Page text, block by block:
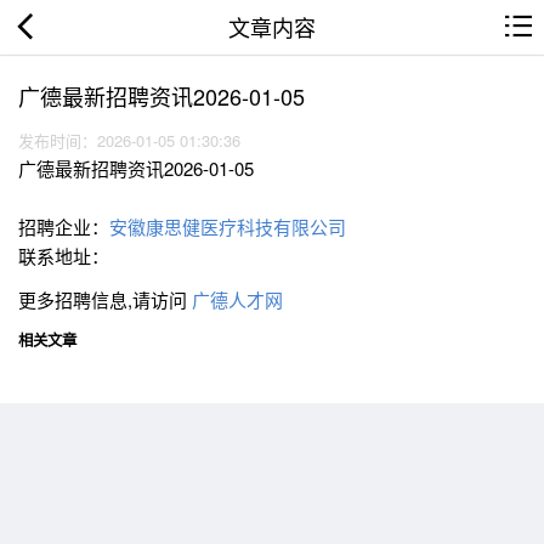
文章内容
广德最新招聘资讯2026-01-05
发布时间：2026-01-05 01:30:36
广德最新招聘资讯2026-01-05
招聘企业： 安徽康思健医疗科技有限公司
联系地址：
更多招聘信息,请访问 广德人才网
相关文章